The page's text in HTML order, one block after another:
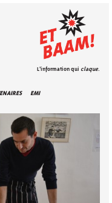
EMI
L'information qui claque.